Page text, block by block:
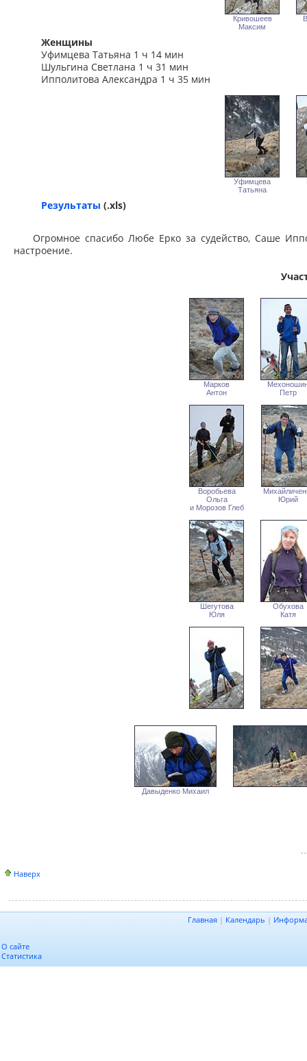
Кривошеев
Максим
Женщины
Уфимцева Татьяна 1 ч 14 мин
Шульгина Светлана 1 ч 31 мин
Ипполитова Александра 1 ч 35 мин
Уфимцева
Татьяна
Результаты (.xls)
Огромное спасибо Любе Ерко за судейство, Саше
настроение.
Марков
Антон
Петр
Воробьева
Ольга
и Морозов Глеб
Юрий
Шегутова
Юля
Обухова
Катя
Давыденко Михаил
Наверх
Главная | Календарь |
О сайте
Статистика